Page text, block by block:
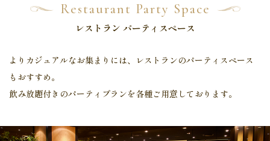
Restaurant Party Space
レストラン パーティスペース
よりカジュアルなお集まりには、レストランのパーティスペース
もおすすめ。
飲み放題付きのパーティプランを各種ご用意しております。